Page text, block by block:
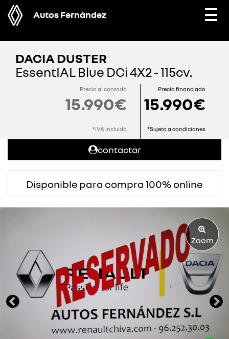
Autos Fernández
DACIA DUSTER
EssentIAL Blue DCi 4X2 - 115cv.
Precio al contado
15.990€
*IVA incluido
Precio financiado
15.990€
*Sujeto a condiciones
contactar
Disponible para compra 100% online
Zoom